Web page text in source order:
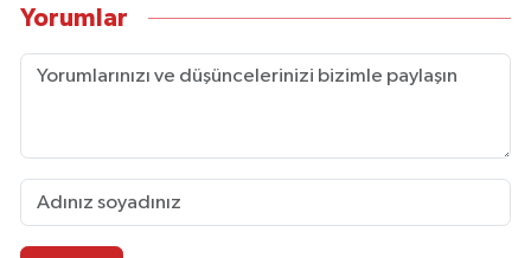
Yorumlar